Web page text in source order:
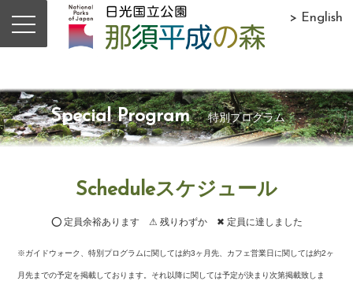
> English
Special Program 特別プログラム
Scheduleスケジュール
⭕ 定員余裕あります ⚠ 残りわずか ✖ 定員に達しました
※ガイドウォーク、特別プログラムに関しては約3ヶ月先、カフェ営業日に関しては約2ヶ
月先までの予定を掲載しております。それ以降に関しては予定が決まり次第掲載致しま